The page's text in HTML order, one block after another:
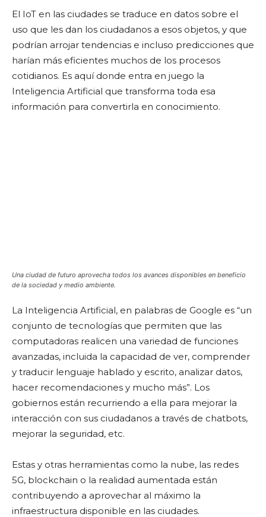
El IoT en las ciudades se traduce en datos sobre el
uso que les dan los ciudadanos a esos objetos, y que
podrían arrojar tendencias e incluso predicciones que
harían más eficientes muchos de los procesos
cotidianos. Es aquí donde entra en juego la
Inteligencia Artificial que transforma toda esa
información para convertirla en conocimiento.
Una ciudad de futuro aprovecha todos los avances disponibles en beneficio
de la sociedad y medio ambiente.
La Inteligencia Artificial, en palabras de Google es “un
conjunto de tecnologías que permiten que las
computadoras realicen una variedad de funciones
avanzadas, incluida la capacidad de ver, comprender
y traducir lenguaje hablado y escrito, analizar datos,
hacer recomendaciones y mucho más”. Los
gobiernos están recurriendo a ella para mejorar la
interacción con sus ciudadanos a través de chatbots,
mejorar la seguridad, etc.
Estas y otras herramientas como la nube, las redes
5G, blockchain o la realidad aumentada están
contribuyendo a aprovechar al máximo la
infraestructura disponible en las ciudades.